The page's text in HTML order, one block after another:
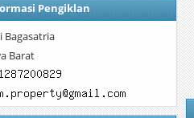
Pengiklan
Bagasatria
Barat